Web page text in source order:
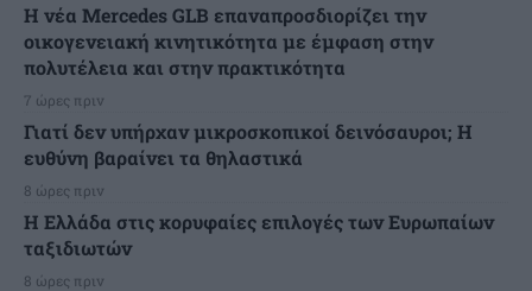
Η νέα Mercedes GLB επαναπροσδιορίζει την
οικογενειακή κινητικότητα με έμφαση στην
πολυτέλεια και στην πρακτικότητα
7 ώρες πριν
Γιατί δεν υπήρχαν μικροσκοπικοί δεινόσαυροι; Η
ευθύνη βαραίνει τα θηλαστικά
8 ώρες πριν
Η Ελλάδα στις κορυφαίες επιλογές των Ευρωπαίων
ταξιδιωτών
8 ώρες πριν